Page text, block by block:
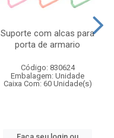
Suporte com alcas para
porta de armario
Código: 830624
Embalagem: Unidade
Caixa Com: 60 Unidade(s)